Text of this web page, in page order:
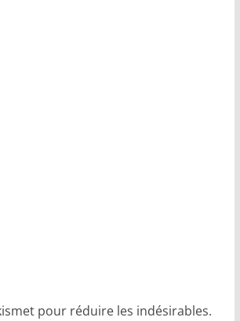
pour réduire les indésirables.